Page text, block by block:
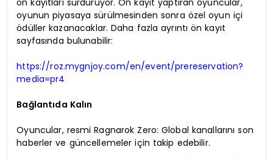
oyunun piyasaya sürülmesinden sonra özel oyun içi
ödüller kazanacaklar. Daha fazla ayrıntı ön kayıt
sayfasında bulunabilir:
https://roz.mygnjoy.com/en/event/prereservation?
media=pr4
Bağlantıda Kalın
Oyuncular, resmi Ragnarok Zero: Global kanallarını son
haberler ve güncellemeler için takip edebilir.